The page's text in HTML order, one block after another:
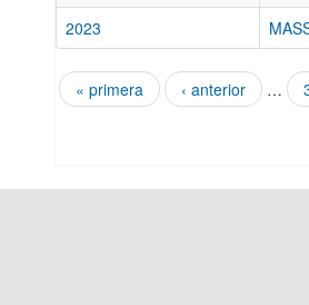
2023
Páginas
« primera ‹ anterior …